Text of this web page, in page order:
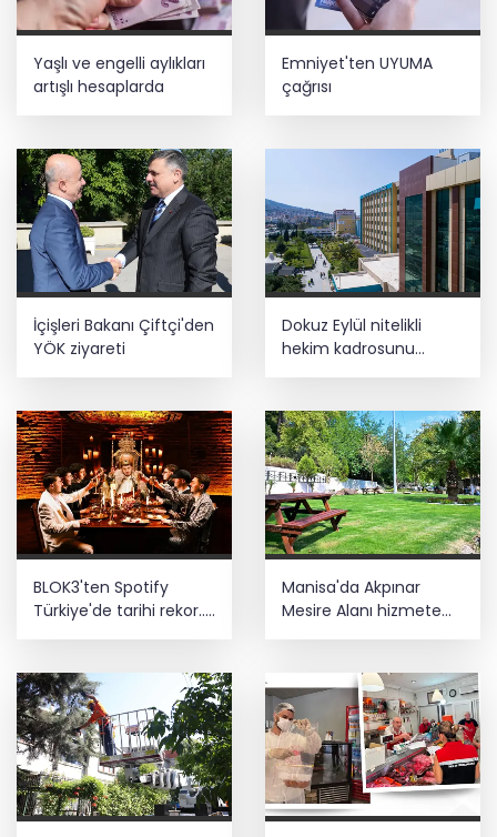
Yaşlı ve engelli aylıkları
artışlı hesaplarda
Emniyet'ten UYUMA
çağrısı
İçişleri Bakanı Çiftçi'den
YÖK ziyareti
Dokuz Eylül nitelikli
hekim kadrosunu
BLOK3'ten Spotify
Türkiye'de tarihi rekor...
Albümdeki 10 şarkının
Manisa'da Akpınar
Mesire Alanı hizmete
açılıyor